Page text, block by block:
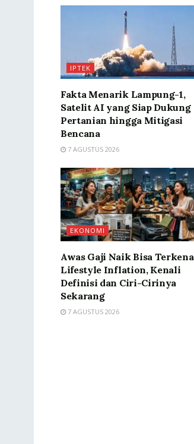
IPTEK
Fakta Menarik Lampung-1,
Satelit AI yang Siap Dukung
Pertanian hingga Mitigasi
Bencana
7 AGUSTUS 2026
EKONOMI
Awas Gaji Naik Bisa Terkena
Lifestyle Inflation, Kenali
Definisi dan Ciri-Cirinya
Sekarang
7 AGUSTUS 2026